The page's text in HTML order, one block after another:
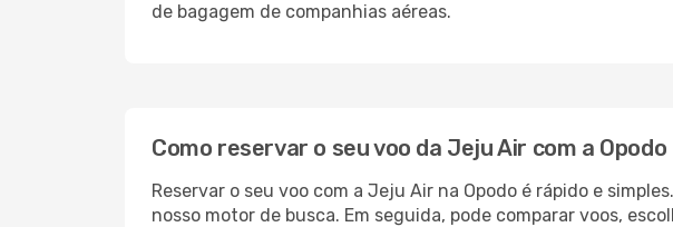
de bagagem de companhias aéreas.
Como reservar o seu voo da Jeju Air com a Opodo
Reservar o seu voo com a Jeju Air na Opodo é rápido e
nosso motor de busca. Em seguida, pode comparar voos,